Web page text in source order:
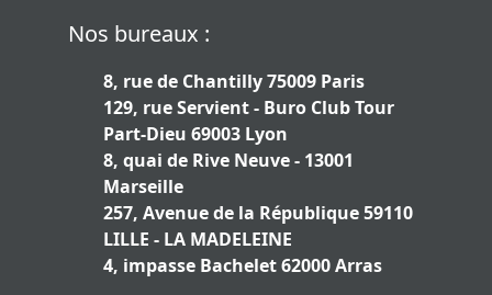
Nos bureaux :
8, rue de Chantilly 75009 Paris
129, rue Servient - Buro Club Tour
Part-Dieu 69003 Lyon
8, quai de Rive Neuve - 13001
Marseille
257, Avenue de la République 59110
LILLE - LA MADELEINE
4, impasse Bachelet 62000 Arras